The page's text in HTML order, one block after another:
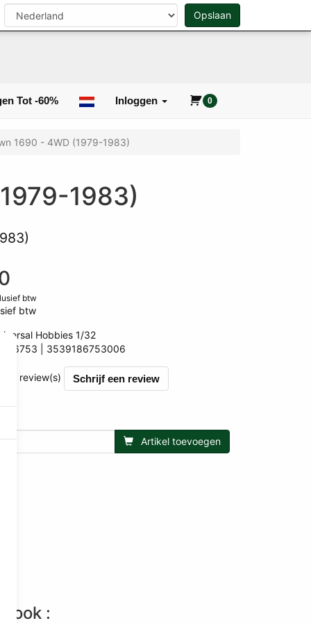
Zoeken0
Tot -60% Inloggen 0
1690 - 4WD (1979-1983)
1983)
btw
btw
Hobbies 1/32
3539186753006
0 review(s)
Schrijf een review
Artikel toevoegen
ook :
Opslaan